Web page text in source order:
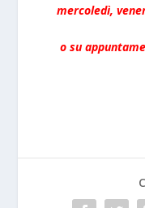
mercoledì,
o su